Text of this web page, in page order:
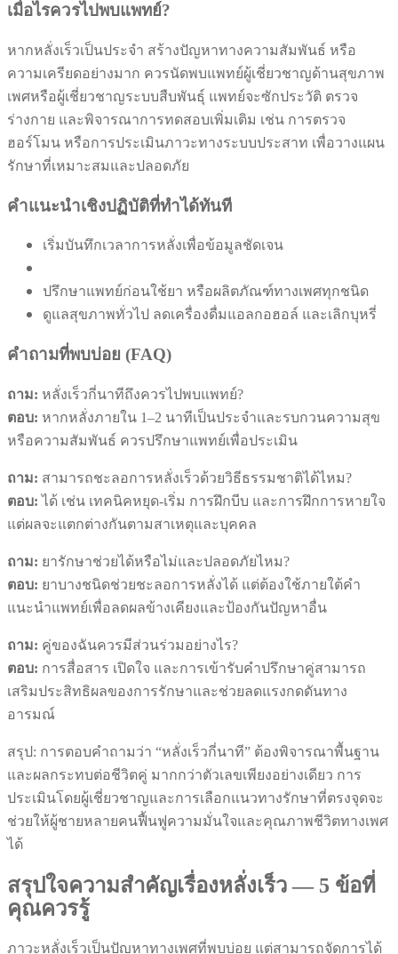
เมื่อไรควรไปพบแพทย์?
หากหลั่งเร็วเป็นประจำ สร้างปัญหาทางความสัมพันธ์ หรือ
ความเครียดอย่างมาก ควรนัดพบแพทย์ผู้เชี่ยวชาญด้านสุขภาพ
เพศหรือผู้เชี่ยวชาญระบบสืบพันธุ์ แพทย์จะซักประวัติ ตรวจ
ร่างกาย และพิจารณาการทดสอบเพิ่มเติม เช่น การตรวจ
ฮอร์โมน หรือการประเมินภาวะทางระบบประสาท เพื่อวางแผน
รักษาที่เหมาะสมและปลอดภัย
คำแนะนำเชิงปฏิบัติที่ทำได้ทันที
เริ่มบันทึกเวลาการหลั่งเพื่อข้อมูลชัดเจน
ปรึกษาแพทย์ก่อนใช้ยา หรือผลิตภัณฑ์ทางเพศทุกชนิด
ดูแลสุขภาพทั่วไป ลดเครื่องดื่มแอลกอฮอล์ และเลิกบุหรี่
คำถามที่พบบ่อย (FAQ)
ถาม: หลั่งเร็วกี่นาทีถึงควรไปพบแพทย์?
ตอบ: หากหลั่งภายใน 1–2 นาทีเป็นประจำและรบกวนความสุข
หรือความสัมพันธ์ ควรปรึกษาแพทย์เพื่อประเมิน
ถาม: สามารถชะลอการหลั่งเร็วด้วยวิธีธรรมชาติได้ไหม?
ตอบ: ได้ เช่น เทคนิคหยุด-เริ่ม การฝึกบีบ และการฝึกการหายใจ
แต่ผลจะแตกต่างกันตามสาเหตุและบุคคล
ถาม: ยารักษาช่วยได้หรือไม่และปลอดภัยไหม?
ตอบ: ยาบางชนิดช่วยชะลอการหลั่งได้ แต่ต้องใช้ภายใต้คำ
แนะนำแพทย์เพื่อลดผลข้างเคียงและป้องกันปัญหาอื่น
ถาม: คู่ของฉันควรมีส่วนร่วมอย่างไร?
ตอบ: การสื่อสาร เปิดใจ และการเข้ารับคำปรึกษาคู่สามารถ
เสริมประสิทธิผลของการรักษาและช่วยลดแรงกดดันทาง
อารมณ์
สรุป: การตอบคำถามว่า “หลั่งเร็วกี่นาที” ต้องพิจารณาพื้นฐาน
และผลกระทบต่อชีวิตคู่ มากกว่าตัวเลขเพียงอย่างเดียว การ
ประเมินโดยผู้เชี่ยวชาญและการเลือกแนวทางรักษาที่ตรงจุดจะ
ช่วยให้ผู้ชายหลายคนฟื้นฟูความมั่นใจและคุณภาพชีวิตทางเพศ
ได้
สรุปใจความสำคัญเรื่องหลั่งเร็ว — 5 ข้อที่
คุณควรรู้
ภาวะหลั่งเร็วเป็นปัญหาทางเพศที่พบบ่อย แต่สามารถจัดการได้